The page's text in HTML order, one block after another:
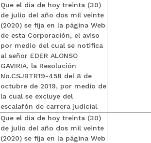
Que el día de hoy treinta (30)
de julio del año dos mil veinte
(2020) se fija en la página Web
de esta Corporación, el aviso
por medio del cual se notifica
al señor EDER ALONSO
GAVIRIA, la Resolución
No.CSJBTR19-458 del 8 de
octubre de 2019, por medio de
la cual se excluye del
escalafón de carrera judicial.
Que el día de hoy treinta (30)
de julio del año dos mil veinte
(2020) se fija en la página Web